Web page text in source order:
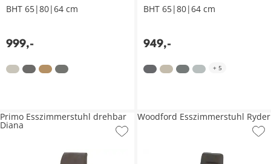
BHT 65|80|64 cm
999,-
BHT 65|80|64 cm
949,-
+ 5
Primo Esszimmerstuhl drehbar
Diana
Woodford Esszimmerstuhl Ryder